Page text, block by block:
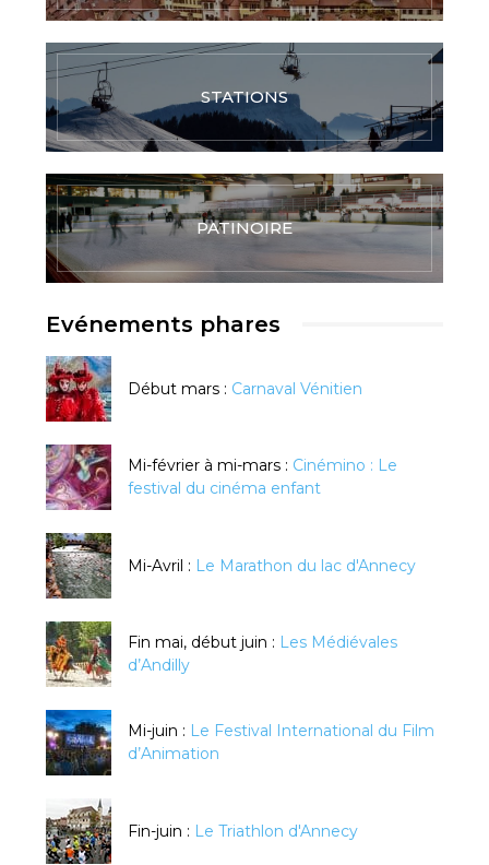
STATIONS
PATINOIRE
Evénements phares
Début mars : Carnaval Vénitien
Mi-février à mi-mars : Cinémino : Le
festival du cinéma enfant
Mi-Avril : Le Marathon du lac d'Annecy
Fin mai, début juin : Les Médiévales
d’Andilly
Mi-juin : Le Festival International du Film
d’Animation
Fin-juin : Le Triathlon d'Annecy